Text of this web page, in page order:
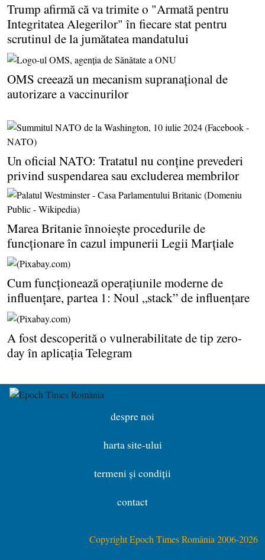
Trump afirmă că va trimite o "Armată pentru
Integritatea Alegerilor" în fiecare stat pentru
scrutinul de la jumătatea mandatului
OMS creează un mecanism supranaţional de
autorizare a vaccinurilor
Un oficial NATO: Tratatul nu conţine prevederi
privind suspendarea sau excluderea membrilor
Marea Britanie înnoieşte procedurile de
funcţionare în cazul impunerii Legii Marţiale
Cum funcţionează operaţiunile moderne de
influenţare, partea 1: Noul „stack” de influenţare
A fost descoperită o vulnerabilitate de tip zero-
day în aplicaţia Telegram
despre noi
harta site-ului
termeni și condiții
contact
Copyright Epoch Times România 2006-2026